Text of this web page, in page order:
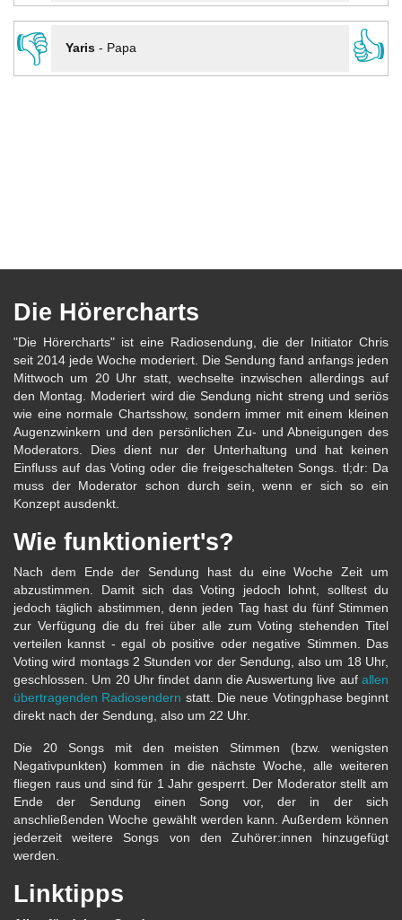
👎
Yaris- Papa 👍
Die Hörercharts
"Die Hörercharts" ist eine Radiosendung, die der Initiator Chris
seit 2014 jede Woche moderiert. Die Sendung fand anfangs jeden
Mittwoch um 20 Uhr statt, wechselte inzwischen allerdings auf
den Montag. Moderiert wird die Sendung nicht streng und seriös
wie eine normale Chartsshow, sondern immer mit einem kleinen
Augenzwinkern und den persönlichen Zu- und Abneigungen des
Moderators. Dies dient nur der Unterhaltung und hat keinen
Einfluss auf das Voting oder die freigeschalteten Songs. tl;dr: Da
muss der Moderator schon durch sein, wenn er sich so ein
Konzept ausdenkt.
Wie funktioniert's?
Nach dem Ende der Sendung hast du eine Woche Zeit um
abzustimmen. Damit sich das Voting jedoch lohnt, solltest du
jedoch täglich abstimmen, denn jeden Tag hast du fünf Stimmen
zur Verfügung die du frei über alle zum Voting stehenden Titel
verteilen kannst - egal ob positive oder negative Stimmen. Das
Voting wird montags 2 Stunden vor der Sendung, also um 18 Uhr,
geschlossen. Um 20 Uhr findet dann die Auswertung live auf allen
übertragenden Radiosendern statt. Die neue Votingphase beginnt
direkt nach der Sendung, also um 22 Uhr.
Die 20 Songs mit den meisten Stimmen (bzw. wenigsten
Negativpunkten) kommen in die nächste Woche, alle weiteren
fliegen raus und sind für 1 Jahr gesperrt. Der Moderator stellt am
Ende der Sendung einen Song vor, der in der sich
anschließenden Woche gewählt werden kann. Außerdem können
jederzeit weitere Songs von den Zuhörer:innen hinzugefügt
werden.
Linktipps